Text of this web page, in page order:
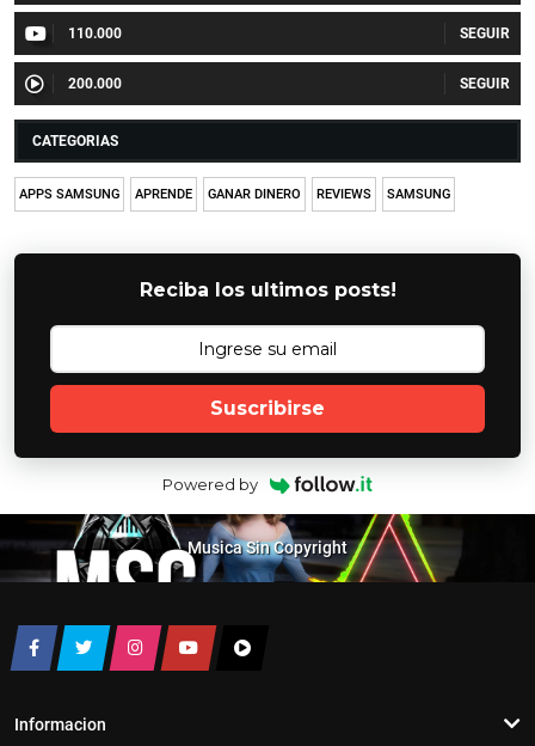
110.000
200.000
CATEGORIAS
APPS SAMSUNG APRENDE GANAR DINERO REVIEWS SAMSUNG
Reciba los ultimos posts!
Suscribirse
Powered by
Musica Sin Copyright
Informacion